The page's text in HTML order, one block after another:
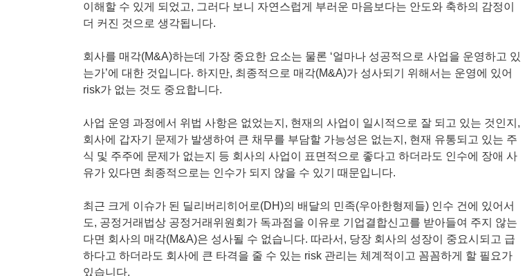
이해할 수 있게 되었고, 그러다 보니 자연스럽게 부러운 마음보다는 안도와 축하의 감정이
더 커진 것으로 생각됩니다.
회사를 매각(M&A)하는데 가장 중요한 요소는 물론 ‘얼마나 성공적으로 사업을 운영하고 있
는가’에 대한 것입니다. 하지만, 최종적으로 매각(M&A)가 성사되기 위해서는 운영에 있어
risk가 없는 것도 중요합니다.
사업 운영 과정에서 위법 사항은 없었는지, 현재의 사업이 일시적으로 잘 되고 있는 것인지,
회사에 갑자기 문제가 발생하여 큰 채무를 부담할 가능성은 없는지, 현재 유통되고 있는 주
식 및 주주에 문제가 없는지 등 회사의 사업이 표면적으로 좋다고 하더라도 인수에 장애 사
유가 있다면 최종적으로는 인수가 되지 않을 수 있기 때문입니다.
최근 크게 이슈가 된 딜리버리히어로(DH)의 배달의 민족(우아한형제들) 인수 건에 있어서
도, 공정거래법상 공정거래위원회가 독과점을 이유로 기업결합신고를 받아들여 주지 않는
다면 회사의 매각(M&A)은 성사될 수 없습니다. 따라서, 당장 회사의 성장이 중요시되고 급
하다고 하더라도 회사에 큰 타격을 줄 수 있는 risk 관리는 체계적이고 꼼꼼하게 할 필요가
있습니다.